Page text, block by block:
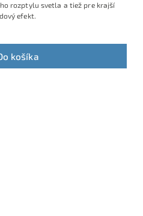
košíka
rozptylu svetla a tiež pre krajší
efekt.